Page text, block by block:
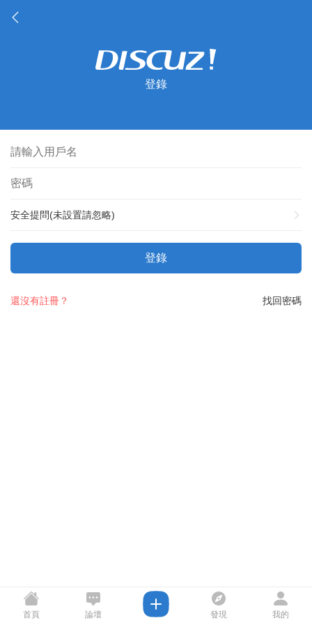
登錄
安全提問(未設置請忽略)
登錄
找回密碼
還沒有註冊？
首頁 論壇 發現 我的